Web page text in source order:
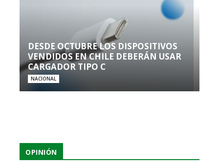
DESDE OCTUBRE LOS DISPOSITIVOS
VENDIDOS EN CHILE DEBERÁN USAR
CARGADOR TIPO C
NACIONAL
OPINIÓN